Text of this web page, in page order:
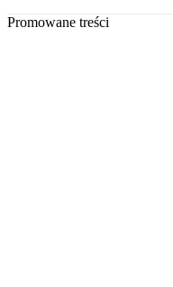
Promowane treści